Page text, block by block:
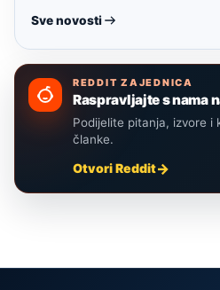
Sve novosti
REDDIT ZAJEDNICA
Raspravljajte s nama
Podijelite pitanja, izvore i
članke.
Otvori Reddit